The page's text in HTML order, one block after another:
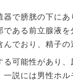
で膀胱の下に
である前立腺液
でおり、精子の
る可能性があり
一説には男性ホ